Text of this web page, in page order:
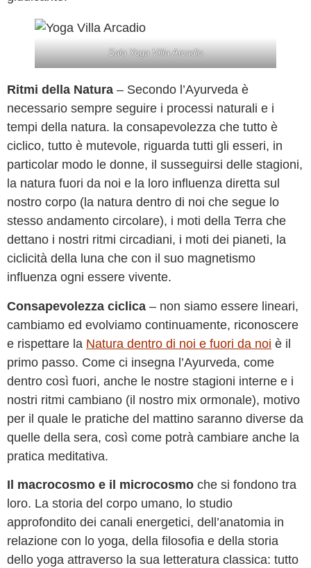
Sala Yoga Villa Arcadio
Ritmi della Natura – Secondo l’Ayurveda è
necessario sempre seguire i processi naturali e i
tempi della natura. la consapevolezza che tutto è
ciclico, tutto è mutevole, riguarda tutti gli esseri, in
particolar modo le donne, il susseguirsi delle stagioni,
la natura fuori da noi e la loro influenza diretta sul
nostro corpo (la natura dentro di noi che segue lo
stesso andamento circolare), i moti della Terra che
dettano i nostri ritmi circadiani, i moti dei pianeti, la
ciclicità della luna che con il suo magnetismo
influenza ogni essere vivente.
Consapevolezza ciclica – non siamo essere lineari,
cambiamo ed evolviamo continuamente, riconoscere
e rispettare la Natura dentro di noi e fuori da noi è il
primo passo. Come ci insegna l’Ayurveda, come
dentro così fuori, anche le nostre stagioni interne e i
nostri ritmi cambiano (il nostro mix ormonale), motivo
per il quale le pratiche del mattino saranno diverse da
quelle della sera, così come potrà cambiare anche la
pratica meditativa.
Il macrocosmo e il microcosmo che si fondono tra
loro. La storia del corpo umano, lo studio
approfondito dei canali energetici, dell’anatomia in
relazione con lo yoga, della filosofia e della storia
dello yoga attraverso la sua letteratura classica: tutto